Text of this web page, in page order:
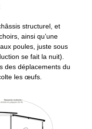
structurel, et
ainsi qu’une
poules, juste sous
se fait la nuit).
des déplacements du
les œufs.